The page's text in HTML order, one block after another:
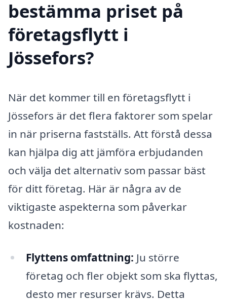
bestämma priset på
företagsflytt i
Jössefors?
När det kommer till en företagsflytt i
Jössefors är det flera faktorer som spelar
in när priserna fastställs. Att förstå dessa
kan hjälpa dig att jämföra erbjudanden
och välja det alternativ som passar bäst
för ditt företag. Här är några av de
viktigaste aspekterna som påverkar
kostnaden:
Flyttens omfattning: Ju större
företag och fler objekt som ska flyttas,
desto mer resurser krävs. Detta